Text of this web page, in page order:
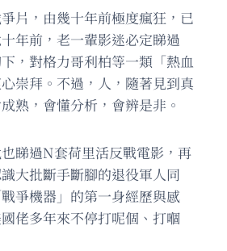
片，由幾十年前極度瘋狂，已
年前，老一輩影迷必定睇過
，對格力哥利柏等一類「熱血
崇拜。不過，人，隨著見到真
熟，會懂分析，會辨是非。
睇過N套荷里活反戰電影，再
大批斷手斷腳的退役軍人同
爭機器」的第一身經歷與感
佬多年來不停打呢個、打嗰